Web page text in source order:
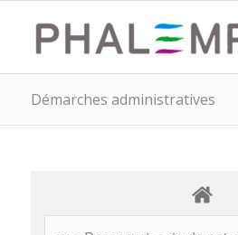
Démarches administratives